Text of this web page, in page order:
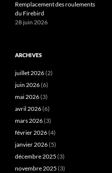
Remplacement des roulements
du Firebird
28 juin 2026
ARCHIVES
juillet 2026(2)
juin 2026(6)
mai 2026(3)
avril 2026(6)
mars 2026(3)
février 2026(4)
janvier 2026(5)
décembre 2025 (3)
novembre 2025 (3)